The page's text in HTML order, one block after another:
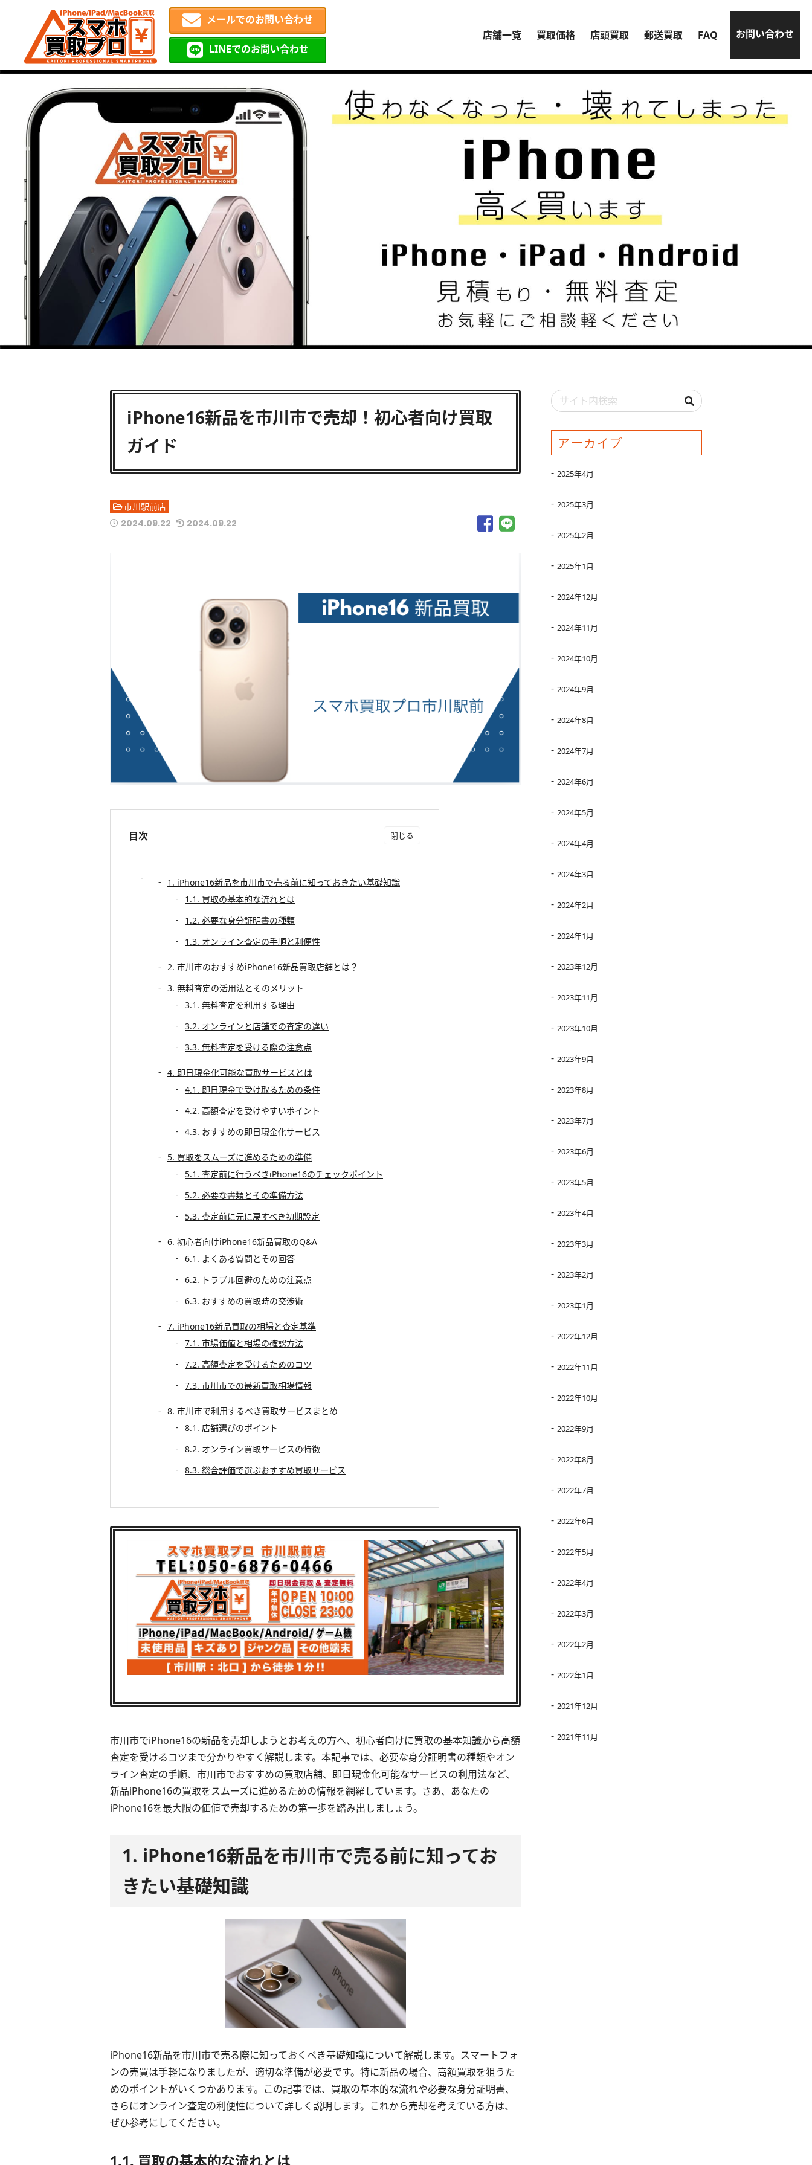
メールでのお問い合わせ
LINEでのお問い合わせ
店舗一覧 買取価格 店頭買取 郵送買取 FAQ お問い合わせ
iPhone16新品を市川市で売却！初心者向け買取
ガイド
市川駅前店
2024.09.22 2024.09.22
目次
1. iPhone16新品を市川市で売る前に知っておきたい基礎知識
1.1. 買取の基本的な流れとは
1.2. 必要な身分証明書の種類
1.3. オンライン査定の手順と利便性
2. 市川市のおすすめiPhone16新品買取店舗とは？
3. 無料査定の活用法とそのメリット
3.1. 無料査定を利用する理由
3.2. オンラインと店舗での査定の違い
3.3. 無料査定を受ける際の注意点
4. 即日現金化可能な買取サービスとは
4.1. 即日現金で受け取るための条件
4.2. 高額査定を受けやすいポイント
4.3. おすすめの即日現金化サービス
5. 買取をスムーズに進めるための準備
5.1. 査定前に行うべきiPhone16のチェックポイント
5.2. 必要な書類とその準備方法
5.3. 査定前に元に戻すべき初期設定
6. 初心者向けiPhone16新品買取のQ&A
6.1. よくある質問とその回答
6.2. トラブル回避のための注意点
6.3. おすすめの買取時の交渉術
7. iPhone16新品買取の相場と査定基準
7.1. 市場価値と相場の確認方法
7.2. 高額査定を受けるためのコツ
7.3. 市川市での最新買取相場情報
8. 市川市で利用するべき買取サービスまとめ
8.1. 店舗選びのポイント
8.2. オンライン買取サービスの特徴
8.3. 総合評価で選ぶおすすめ買取サービス
市川市でiPhone16の新品を売却しようとお考えの方へ、初心者向けに買取の基本知識から高額
査定を受けるコツまで分かりやすく解説します。本記事では、必要な身分証明書の種類やオン
ライン査定の手順、市川市でおすすめの買取店舗、即日現金化可能なサービスの利用法など、
新品iPhone16の買取をスムーズに進めるための情報を網羅しています。さあ、あなたの
iPhone16を最大限の価値で売却するための第一歩を踏み出しましょう。
1. iPhone16新品を市川市で売る前に知ってお
きたい基礎知識
iPhone16新品を市川市で売る際に知っておくべき基礎知識について解説します。スマートフォ
ンの売買は手軽になりましたが、適切な準備が必要です。特に新品の場合、高額買取を狙うた
めのポイントがいくつかあります。この記事では、買取の基本的な流れや必要な身分証明書、
さらにオンライン査定の利便性について詳しく説明します。これから売却を考えている方は、
ぜひ参考にしてください。
1.1. 買取の基本的な流れとは
アーカイブ
2025年4月
2025年3月
2025年2月
2025年1月
2024年12月
2024年11月
2024年10月
2024年9月
2024年8月
2024年7月
2024年6月
2024年5月
2024年4月
2024年3月
2024年2月
2024年1月
2023年12月
2023年11月
2023年10月
2023年9月
2023年8月
2023年7月
2023年6月
2023年5月
2023年4月
2023年3月
2023年2月
2023年1月
2022年12月
2022年11月
2022年10月
2022年9月
2022年8月
2022年7月
2022年6月
2022年5月
2022年4月
2022年3月
2022年2月
2022年1月
2021年12月
2021年11月